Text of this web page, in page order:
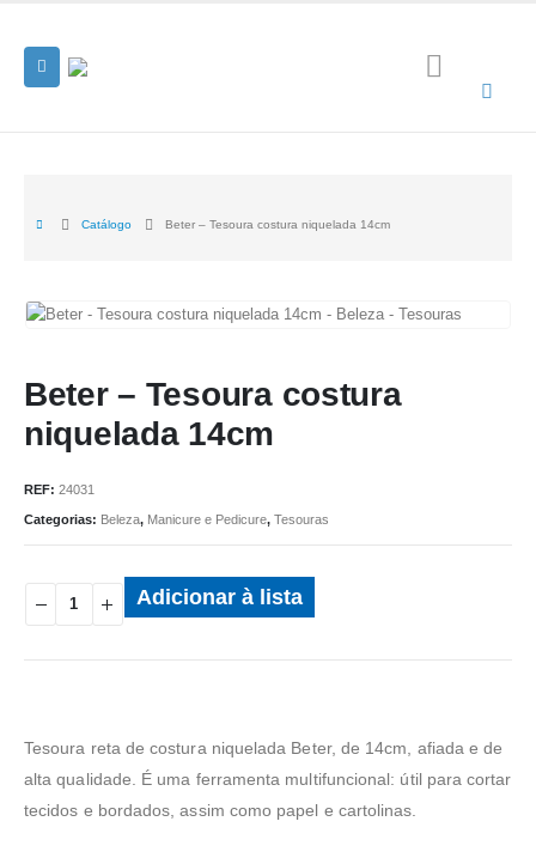
Catálogo Beter – Tesoura costura niquelada 14cm
Beter – Tesoura costura
niquelada 14cm
REF: 24031
Categorias: Beleza, Manicure e Pedicure, Tesouras
Adicionar à lista
Tesoura reta de costura niquelada Beter, de 14cm, afiada e de
alta qualidade. É uma ferramenta multifuncional: útil para cortar
tecidos e bordados, assim como papel e cartolinas.